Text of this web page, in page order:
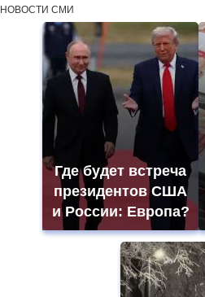
НОВОСТИ СМИ
Где будет встреча
президентов США
и России: Европа?